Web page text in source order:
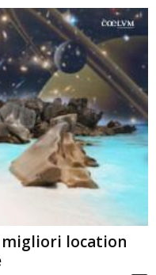
migliori location